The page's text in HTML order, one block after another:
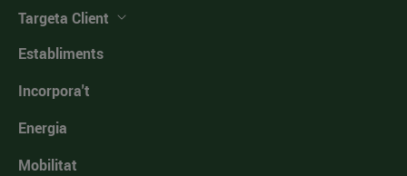
Targeta Client
Establiments
Incorpora't
Energia
Mobilitat